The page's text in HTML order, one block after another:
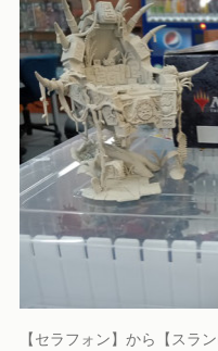
【セラフォン】から【スラ